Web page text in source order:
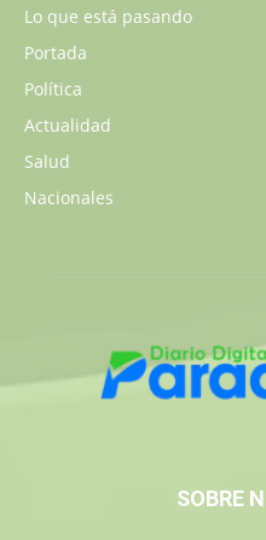
Lo que está pasando
Portada
Política
Actualidad
Salud
Nacionales
SOBRE